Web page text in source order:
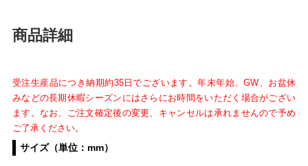
商品詳細
受注生産品につき納期約35日でございます。年末年始、GW、お盆休
みなどの長期休暇シーズンにはさらにお時間をいただく場合がござい
ます。なお、ご注文確定後の変更、キャンセルは承れませんので予め
ご了承ください。
サイズ（単位：mm）